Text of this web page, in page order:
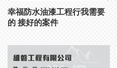
幸福防水油漆工程行我需要
的 接好的案件